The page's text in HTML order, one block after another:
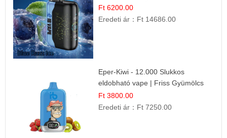
Ízélmény
Ft 6200.00
Eredeti ár： Ft 14686.00
Eper-Kiwi - 12.000 Slukkos
eldobható vape | Friss Gyümölcs
Kombináció
Ft 3800.00
Eredeti ár： Ft 7250.00